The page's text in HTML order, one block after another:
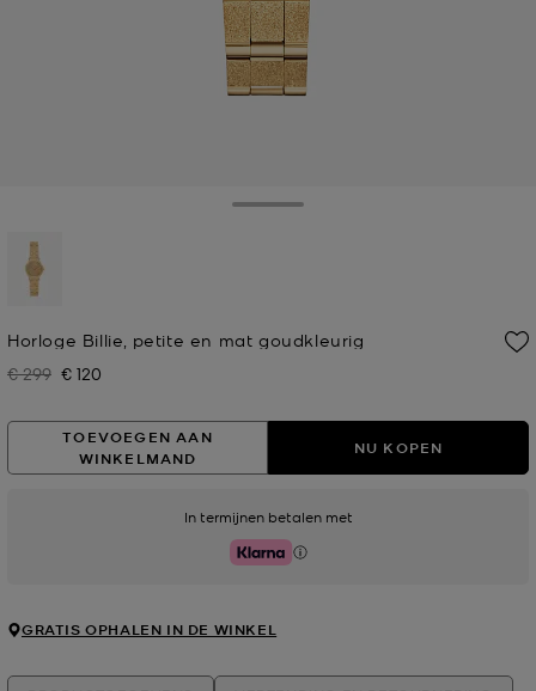
Horloge Billie, petite en mat goudkleurig
Was
€ 299 Nu
€ 120
TOEVOEGEN AAN
WINKELMAND
NU KOPEN
In termijnen betalen met
Klarna
GRATIS OPHALEN IN DE WINKEL